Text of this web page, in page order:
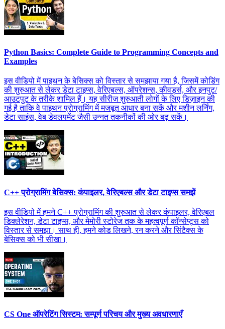
Python Basics: Complete Guide to Programming Concepts and
Examples
इस वीडियो में पाइथन के बेसिक्स को विस्तार से समझाया गया है, जिसमें कोडिंग
की शुरुआत से लेकर डेटा टाइप्स, वेरिएबल्स, ऑपरेशन्स, कीवर्ड्स, और इनपुट/
आउटपुट के तरीके शामिल हैं। यह सीरीज शुरुआती लोगों के लिए डिज़ाइन की
गई है ताकि वे पाइथन प्रोग्रामिंग में मजबूत आधार बना सकें और मशीन लर्निंग,
डेटा साइंस, वेब डेवलपमेंट जैसी उन्नत तकनीकों की ओर बढ़ सकें।
C++ प्रोग्रामिंग बेसिक्स: कंपाइलर, वेरिएबल्स और डेटा टाइप्स समझें
इस वीडियो में हमने C++ प्रोग्रामिंग की शुरुआत से लेकर कंपाइलर, वेरिएबल
डिक्लेरेशन, डेटा टाइप्स, और मेमोरी स्टोरेज तक के महत्वपूर्ण कॉन्सेप्ट्स को
विस्तार से समझा। साथ ही, हमने कोड लिखने, रन करने और सिंटैक्स के
बेसिक्स को भी सीखा।
CS One ऑपरेटिंग सिस्टम: सम्पूर्ण परिचय और मुख्य अवधारणाएँ